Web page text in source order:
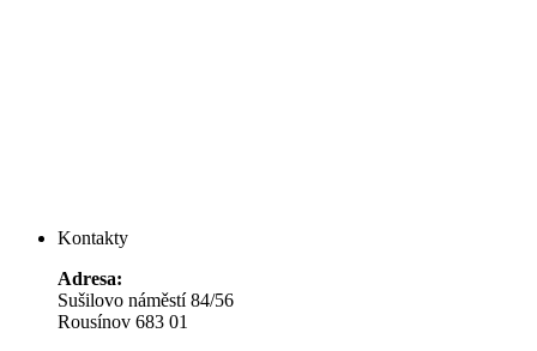
Kontakty
Adresa:
Sušilovo náměstí 84/56
Rousínov 683 01